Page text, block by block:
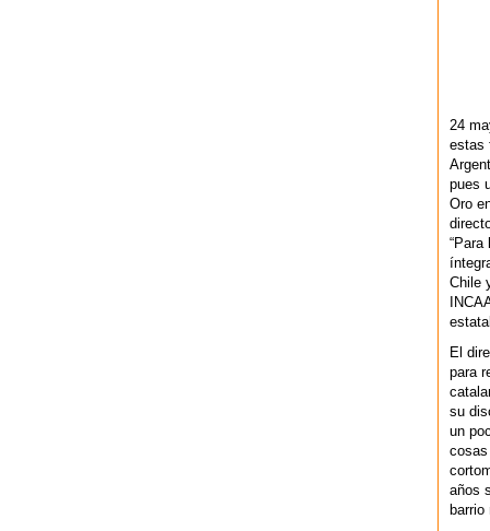
24
estas
pues
Oro
“Para
Chile
El
para
su
un
cosas
años